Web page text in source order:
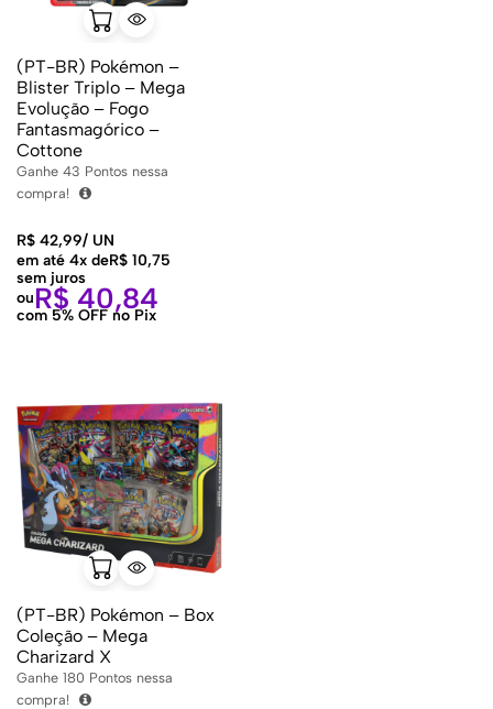
(PT-BR) Pokémon –
Blister Triplo – Mega
Evolução – Fogo
Fantasmagórico –
Cottone
Ganhe 43 Pontos nessa
compra!
R$ 42,99/ UN
em até 4x deR$ 10,75
sem juros
ouR$ 40,84
com 5% OFF no Pix
(PT-BR) Pokémon – Box
Coleção – Mega
Charizard X
Ganhe 180 Pontos nessa
compra!